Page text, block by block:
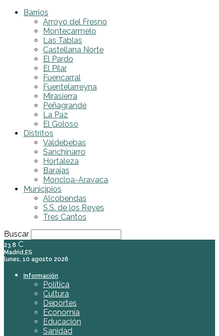
Barrios
Arroyo del Fresno
Montecarmelo
Las Tablas
Castellana Norte
El Pardo
El Pilar
Fuencarral
Fuentelarreyna
Mirasierra
Peñagrande
La Paz
El Goloso
Distritos
Valdebebas
Sanchinarro
Hortaleza
Barajas
Moncloa-Aravaca
Municipios
Alcobendas
S.S. de los Reyes
Tres Cantos
Buscar
23.8 C
Madrid,ES
lunes, 10 agosto 2026
Información
Política
Cultura
Deportes
Economía
Educación
Sanidad